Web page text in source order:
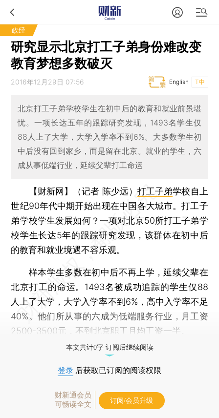
政经
研究显示北京打工子弟身份难改变
教育梦想多数破灭
2016年12月29日 07:56 T中
English
北京打工子弟学校学生在初中后的教育和就业前景堪
忧。一项长达五年的跟踪研究发现，1493名学生仅
88人上了大学，大学入学率不到6%。大多数学生初
中后没有回到家乡，而是留在北京。就业的学生，六
成从事低端行业，延续父辈打工命运
【财新网】（记者 陈少远） 打工子弟学校自上
世纪90年代中期开始出现在中国各大城市。打工子
弟学校学生发展如何？一项对北京50所打工子弟学
校学生长达5年的跟踪研究发现，该群体在初中后
的教育和就业境遇不容乐观。
样本学生多数在初中后不再上学，延续父辈在
北京打工的命运。1493名被成功追踪的学生仅88
人上了大学，大学入学率不到6%，高中入学率不足
40%。他们所从事的六成为低端服务行业，月工资
2500-3500元，不到北京职工月均工资一半。
本文共计0字 订阅后继续阅读
登录 后获取已订阅的阅读权限
财新通会员
可畅读全文
订阅/会员升级